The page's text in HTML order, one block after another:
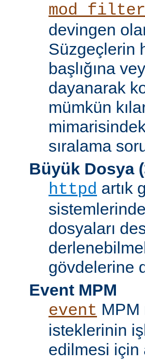
mod_filter
devingen
Süzgeçlerin
başlığına
dayanarak
mümkün
sıralama
Büyük Dosya
httpd artık
dosyaları
gövdelerine
Event MPM
event MPM
isteklerinin
edilmesi için